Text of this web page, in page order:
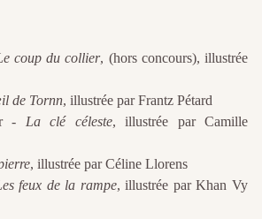
coup du collier, (hors concours), illustrée
de Tornn, illustrée par Frantz Pétard
- La clé céleste, illustrée par Camille
, illustrée par Céline Llorens
feux de la rampe, illustrée par Khan Vy